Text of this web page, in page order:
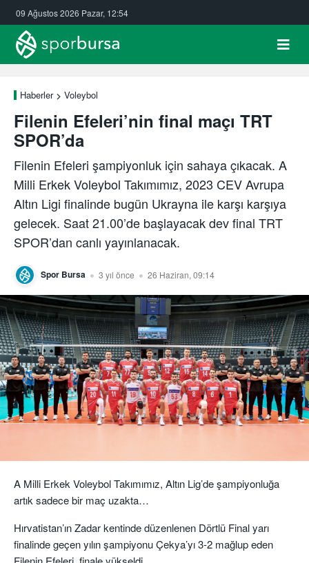
09 Ağustos 2026 Pazar, 12:54
Haberler Voleybol
Filenin Efeleri’nin final maçı TRT
SPOR’da
Filenin Efeleri şampiyonluk için sahaya çıkacak. A
Milli Erkek Voleybol Takımımız, 2023 CEV Avrupa
Altın Ligi finalinde bugün Ukrayna ile karşı karşıya
gelecek. Saat 21.00’de başlayacak dev final TRT
SPOR’dan canlı yayınlanacak.
Spor Bursa 3 yıl önce 26 Haziran, 09:14
A Milli Erkek Voleybol Takımımız, Altın Lig’de şampiyonluğa
artık sadece bir maç uzakta…
Hırvatistan’ın Zadar kentinde düzenlenen Dörtlü Final yarı
finalinde geçen yılın şampiyonu Çekya’yı 3-2 mağlup eden